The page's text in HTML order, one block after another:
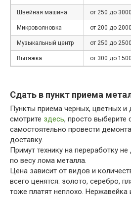
Швейная машина от 250 до
Микроволновка от 200 до
Музыкальный центр от 250 до
Вытяжка от 300 до
Сдать в пункт приема
Пункты приема черных, цветных и
смотрите здесь, просто
самостоятельно провести
доставку.
Примут технику на переработку
по весу лома металла.
Цена зависит от видов и
всего ценятся: золото, серебро,
тоже платят неплохо. Нержавейка